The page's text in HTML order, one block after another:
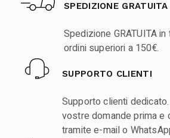
SPEDIZIONE GRATUITA
Spedizione GRATUITA
ordini superiori a 150€.
SUPPORTO CLIENTI
Supporto clienti
vostre domande prima e
tramite e-mail o